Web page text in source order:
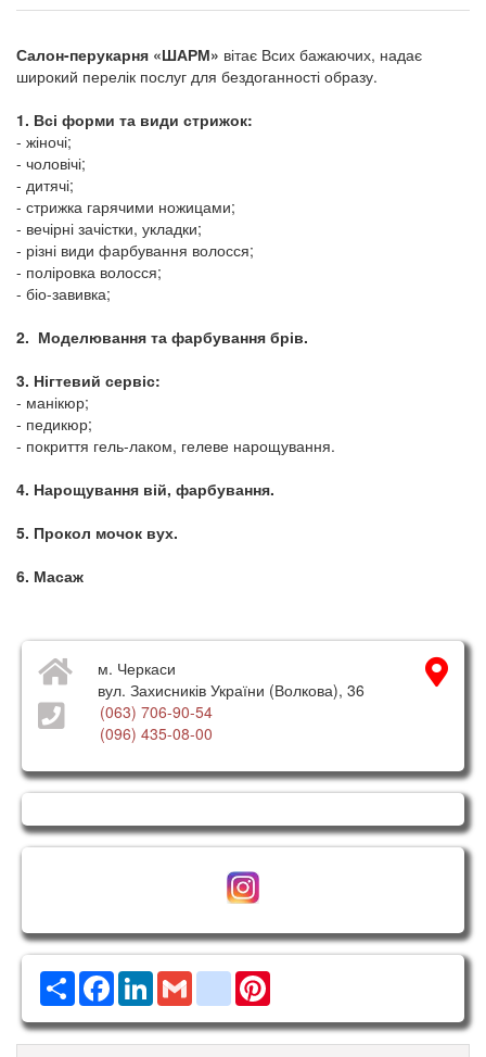
Салон-перукарня «ШАРМ» вітає Всих бажаючих, надає
широкий перелік послуг для бездоганності образу.
1. Всі форми та види стрижок:
- жіночі;
- чоловічі;
- дитячі;
- стрижка гарячими ножицами;
- вечірні зачістки, укладки;
- різні види фарбування волосся;
- поліровка волосся;
- біо-завивка;
2. Моделювання та фарбування брів.
3. Нігтевий сервіс:
- манікюр;
- педикюр;
- покриття гель-лаком, гелеве нарощування.
4. Нарощування вій, фарбування.
5. Прокол мочок вух.
6. Масаж
м. Черкаси
вул. Захисників України (Волкова), 36
(063) 706-90-54
(096) 435-08-00
РесурсFacebook
LinkedInGmail google_bookmarks